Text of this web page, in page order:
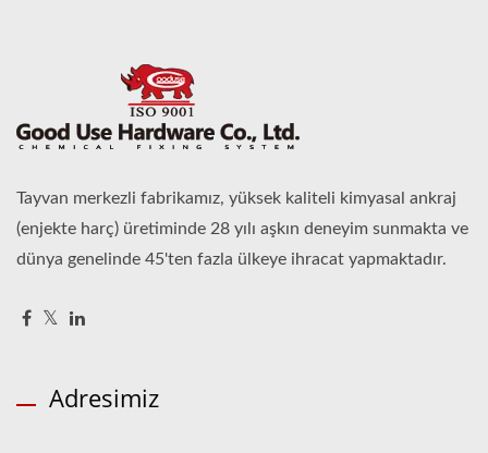
Tayvan merkezli fabrikamız, yüksek kaliteli kimyasal ankraj
(enjekte harç) üretiminde 28 yılı aşkın deneyim sunmakta ve
dünya genelinde 45'ten fazla ülkeye ihracat yapmaktadır.
Adresimiz